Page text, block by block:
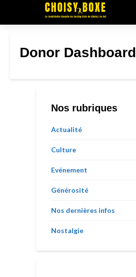
Donor Dashboard
Nos rubriques
Actualité
Culture
Evénement
Générosité
Nos dernières infos
Nostalgie